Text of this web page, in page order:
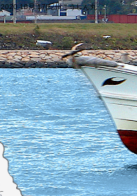
2020 10月 17|紀州こうしん丸